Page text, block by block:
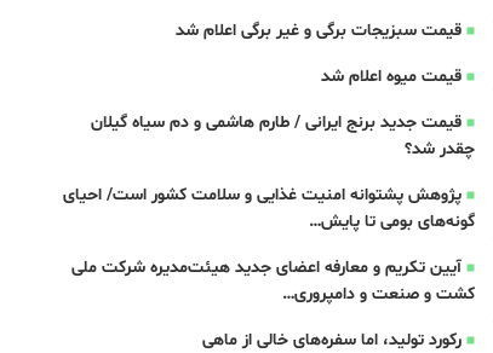
قیمت سبزیجات برگی و غیر برگی اعلام شد
قیمت میوه اعلام شد
قیمت جدید برنج ایرانی / طارم هاشمی و دم سیاه گیلان
چقدر شد؟
پژوهش پشتوانه امنیت غذایی و سلامت کشور است/ احیای
گونه‌های بومی تا پایش…
آیین تکریم و معارفه اعضای جدید هیئت‌مدیره شرکت ملی
کشت و صنعت و دامپروری…
رکورد تولید، اما سفره‌های خالی از ماهی